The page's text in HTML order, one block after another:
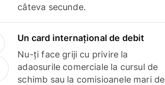
câteva secunde.
Un card internațional de debit
Nu-ți face griji cu privire la
adaosurile comerciale la cursul de
schimb sau la comisioanele mari de